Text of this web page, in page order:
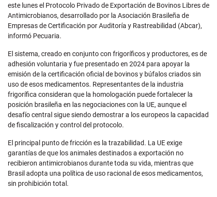
este lunes el Protocolo Privado de Exportación de Bovinos Libres de
Antimicrobianos, desarrollado por la Asociación Brasileña de
Empresas de Certificación por Auditoría y Rastreabilidad (Abcar),
informó Pecuaria.
El sistema, creado en conjunto con frigoríficos y productores, es de
adhesión voluntaria y fue presentado en 2024 para apoyar la
emisión de la certificación oficial de bovinos y búfalos criados sin
uso de esos medicamentos. Representantes de la industria
frigorífica consideran que la homologación puede fortalecer la
posición brasileña en las negociaciones con la UE, aunque el
desafío central sigue siendo demostrar a los europeos la capacidad
de fiscalización y control del protocolo.
El principal punto de fricción es la trazabilidad. La UE exige
garantías de que los animales destinados a exportación no
recibieron antimicrobianos durante toda su vida, mientras que
Brasil adopta una política de uso racional de esos medicamentos,
sin prohibición total.